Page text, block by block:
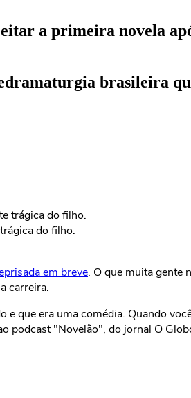
a primeira novela
brasileira
do filho.
em breve. O que muita gente
carreira.
que era uma comédia. Quando
podcast "Novelão", do jornal O